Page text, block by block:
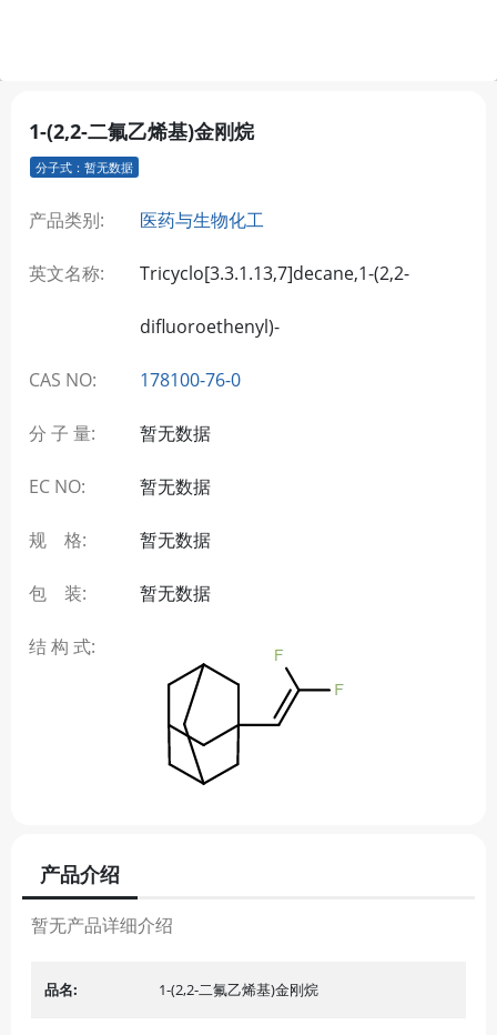
1-(2,2-二氟乙烯基)金刚烷
分子式：暂无数据
产品类别: 医药与生物化工
英文名称: Tricyclo[3.3.1.13,7]decane,1-(2,2-
difluoroethenyl)-
CAS NO: 178100-76-0
分 子 量: 暂无数据
EC NO: 暂无数据
规 格: 暂无数据
包 装: 暂无数据
结 构 式:
产品介绍
暂无产品详细介绍
品名: 1-(2,2-二氟乙烯基)金刚烷